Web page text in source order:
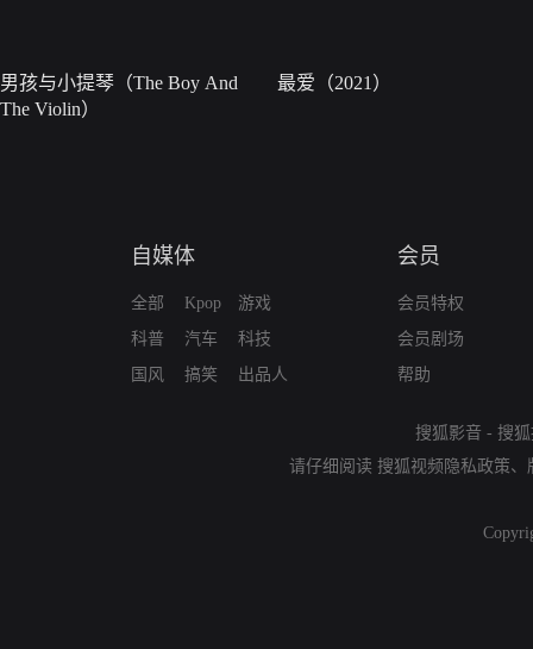
男孩与小提琴（The Boy And
The Violin）
最爱（2021）
自媒体
全部
科普
国风
Kpop
汽车
搞笑
游戏
科技
出品人
会员
会员特权
会员剧场
帮助
搜狐影音 - 搜
请仔细阅读 搜狐视频隐私政策、